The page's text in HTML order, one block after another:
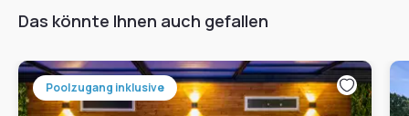
Das könnte Ihnen auch gefallen
Poolzugang inklusive